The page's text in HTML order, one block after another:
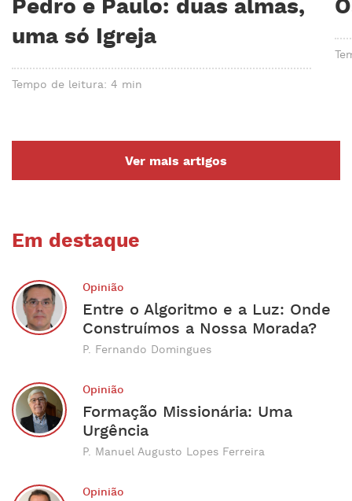
Em destaque
Opinião
Entre o Algoritmo e a Luz: Onde
Construímos a Nossa Morada?
P. Fernando Domingues
Opinião
Formação Missionária: Uma
Urgência
P. Manuel Augusto Lopes Ferreira
Opinião
Pedro e Paulo: duas almas,
uma só Igreja
Tempo de leitura: 4 min
Ver mais artigos